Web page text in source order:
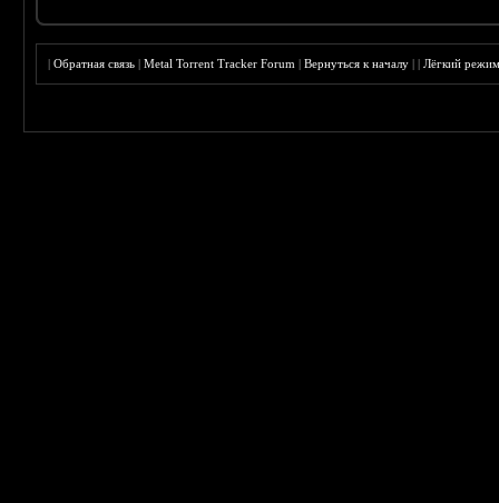
|Обратная связь |Metal Torrent Tracker Forum |Вернуться к началу ||Лёгкий